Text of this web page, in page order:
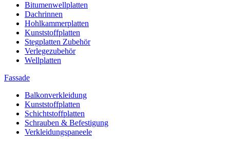
Bitumenwellplatten
Dachrinnen
Hohlkammerplatten
Kunststoffplatten
Stegplatten Zubehör
Verlegezubehör
Wellplatten
Fassade
Balkonverkleidung
Kunststoffplatten
Schichtstoffplatten
Schrauben & Befestigung
Verkleidungspaneele